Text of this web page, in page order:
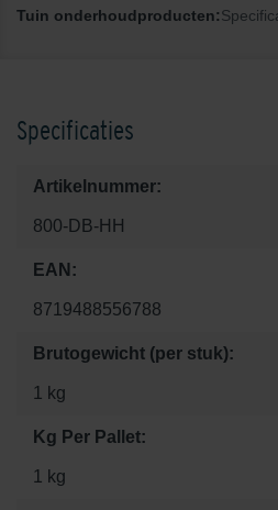
Tuin onderhoudproducten:
Specificaties
Artikelnummer:
800-DB-HH
EAN:
8719488556788
Brutogewicht (per stuk):
1 kg
Kg Per Pallet:
1 kg